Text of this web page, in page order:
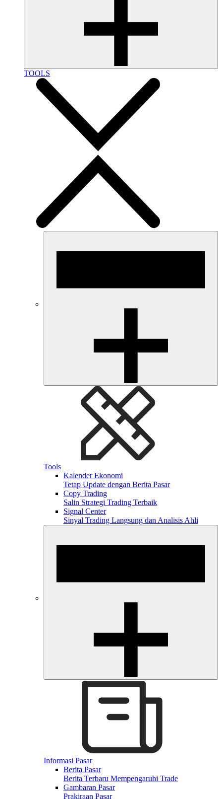
TOOLS
Tools
Kalender Ekonomi
Tetap Update dengan Berita Pasar
Copy Trading
Salin Strategi Trading Terbaik
Signal Center
Sinyal Trading Langsung dan Analisis Ahli
Informasi Pasar
Berita Pasar
Berita Terbaru Mempengaruhi Trade
Gambaran Pasar
Prakiraan Pasar